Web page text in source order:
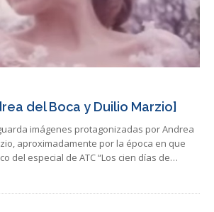
del Boca y Duilio Marzio]
imágenes protagonizadas por Andrea
aproximadamente por la época en que
del especial de ATC “Los cien días de…